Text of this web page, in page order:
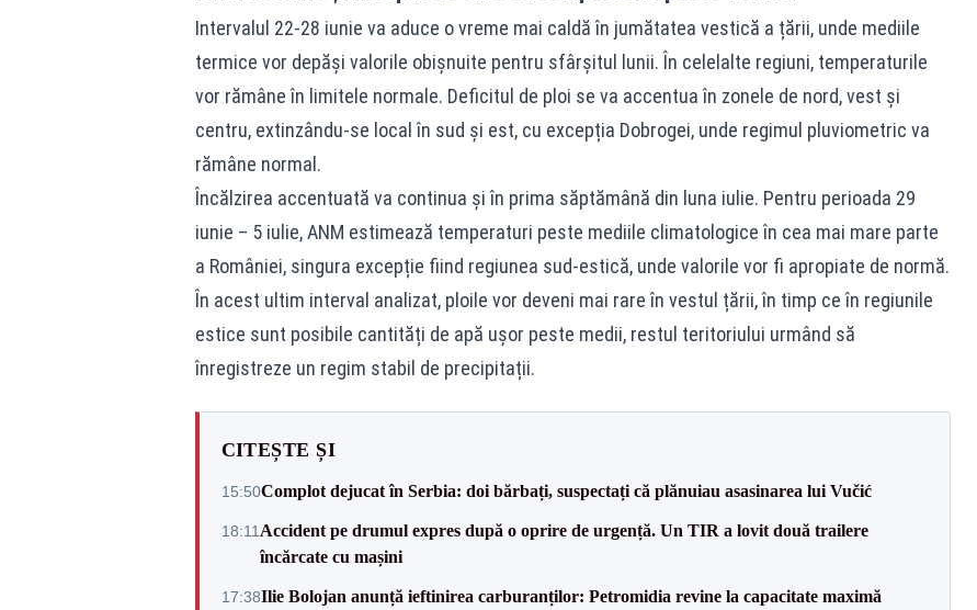
Intervalul 22-28 iunie va aduce o vreme mai caldă în jumătatea vestică a țării, unde mediile
termice vor depăși valorile obișnuite pentru sfârșitul lunii. În celelalte regiuni, temperaturile
vor rămâne în limitele normale. Deficitul de ploi se va accentua în zonele de nord, vest și
centru, extinzându-se local în sud și est, cu excepția Dobrogei, unde regimul pluviometric va
rămâne normal.
Încălzirea accentuată va continua și în prima săptămână din luna iulie. Pentru perioada 29
iunie – 5 iulie, ANM estimează temperaturi peste mediile climatologice în cea mai mare parte
a României, singura excepție fiind regiunea sud-estică, unde valorile vor fi apropiate de normă.
În acest ultim interval analizat, ploile vor deveni mai rare în vestul țării, în timp ce în regiunile
estice sunt posibile cantități de apă ușor peste medii, restul teritoriului urmând să
înregistreze un regim stabil de precipitații.
CITEȘTE ȘI
15:50Complot dejucat în Serbia: doi bărbați, suspectați că plănuiau asasinarea lui Vučić
18:11 Accident pe drumul expres după o oprire de urgență. Un TIR a lovit două trailere
încărcate cu mașini
17:38Ilie Bolojan anunță ieftinirea carburanților: Petromidia revine la capacitate maximă